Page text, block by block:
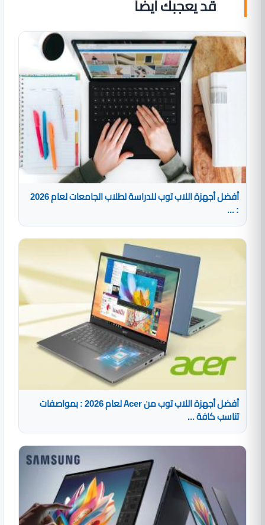
قد يعجبك ايضا
أفضل أجهزة اللاب توب للدراسة لطلاب الجامعات لعام 2026
: ...
أفضل أجهزة اللاب توب من Acer لعام 2026 : بمواصفات
تناسب كافة ...